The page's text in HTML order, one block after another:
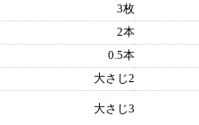
3枚
2本
0.5本
大さじ2
大さじ3